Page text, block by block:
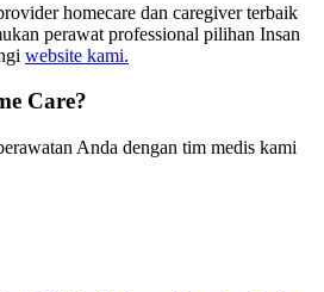
homecare dan caregiver terbaik
perawat professional pilihan Insan
website kami.
Care?
Anda dengan tim medis kami